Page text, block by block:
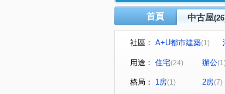
首頁 中古屋
社區： A+U都市建築(1)
精誠二十八街 (1)
惠宇世紀願景 (1)
用途： 住宅(24) 辦公(1)
格局： 1房(1) 2房(7)